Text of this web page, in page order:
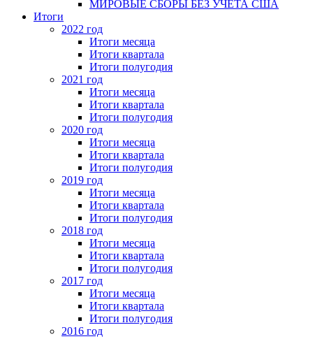
МИРОВЫЕ СБОРЫ БЕЗ УЧЕТА США
Итоги
2022 год
Итоги месяца
Итоги квартала
Итоги полугодия
2021 год
Итоги месяца
Итоги квартала
Итоги полугодия
2020 год
Итоги месяца
Итоги квартала
Итоги полугодия
2019 год
Итоги месяца
Итоги квартала
Итоги полугодия
2018 год
Итоги месяца
Итоги квартала
Итоги полугодия
2017 год
Итоги месяца
Итоги квартала
Итоги полугодия
2016 год